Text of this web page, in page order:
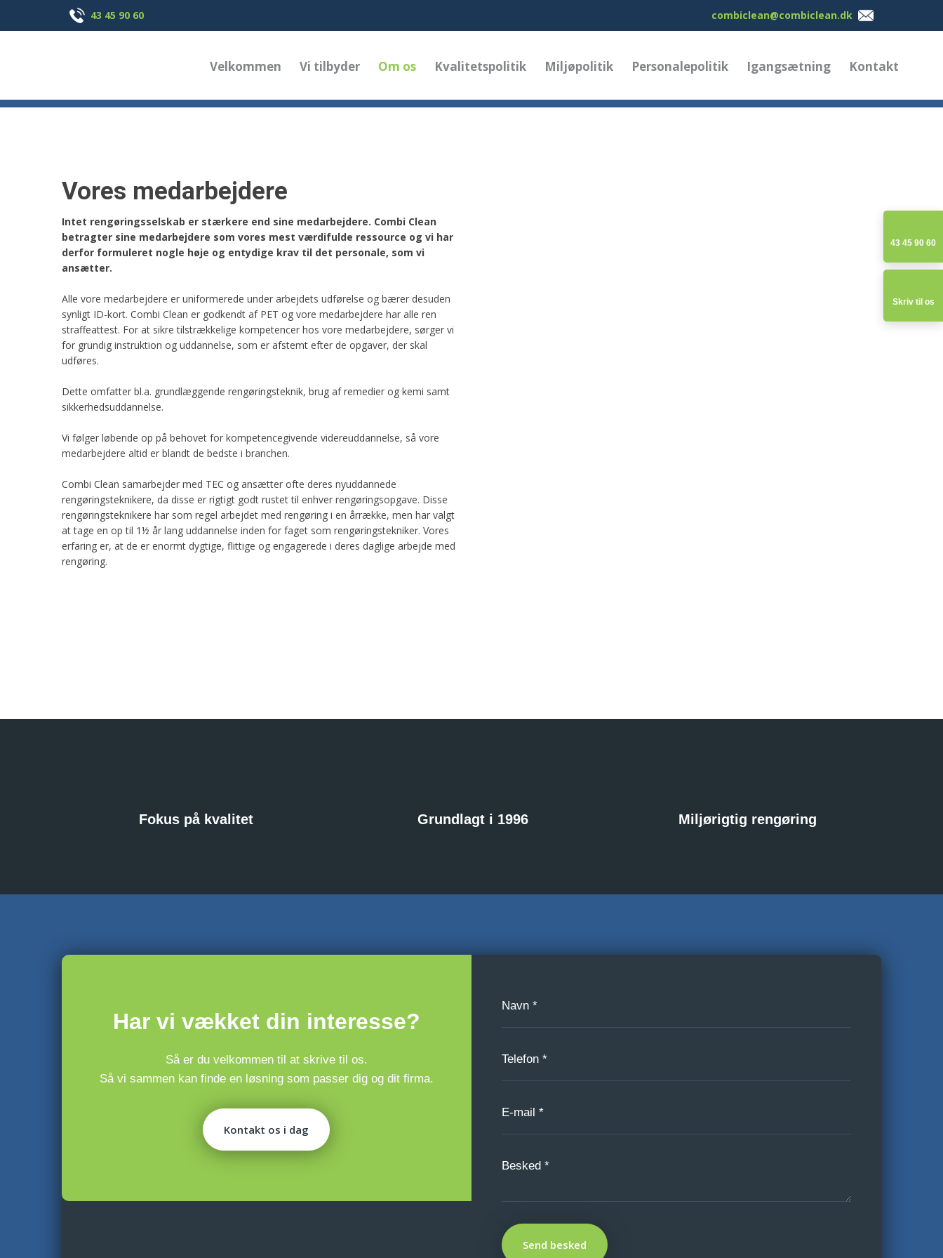
43 45 90 60 combiclean@combiclean.dk
Velkommen Vi tilbyder Om os Kvalitetspolitik Miljøpolitik Personalepolitik Igangsætning Kontakt
Vores medarbejdere
Intet rengøringsselskab er stærkere end sine medarbejdere. Combi Clean
betragter sine medarbejdere som vores mest værdifulde ressource og vi har
derfor formuleret nogle høje og entydige krav til det personale, som vi
ansætter.
Alle vore medarbejdere er uniformerede under arbejdets udførelse og bærer desuden
synligt ID-kort. Combi Clean er godkendt af PET og vore medarbejdere har alle ren
straffeattest. For at sikre tilstrækkelige kompetencer hos vore medarbejdere, sørger vi
for grundig instruktion og uddannelse, som er afstemt efter de opgaver, der skal
udføres.
Dette omfatter bl.a. grundlæggende rengøringsteknik, brug af remedier og kemi samt
sikkerhedsuddannelse.
Vi følger løbende op på behovet for kompetencegivende videreuddannelse, så vore
medarbejdere altid er blandt de bedste i branchen.​
Combi Clean samarbejder med TEC og ansætter ofte deres nyuddannede
rengøringsteknikere, da disse er rigtigt godt rustet til enhver rengøringsopgave. Disse
rengøringsteknikere har som regel arbejdet med rengøring i en årrække, men har valgt
at tage en op til 1½ år lang uddannelse inden for faget som rengøringstekniker. Vores
erfaring er, at de er enormt dygtige, flittige og engagerede i deres daglige arbejde med
rengøring.​​
Fokus på kvalitet Grundlagt i 1996 Miljørigtig rengøring
​Har vi vækket din interesse?
Så er du velkommen til at skrive til os.
​Så vi sammen kan finde en løsning som passer dig og dit firma.
Kontakt os i dag
43 45 90 60
Skriv til os